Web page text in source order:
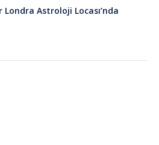
Londra Astroloji Locası’nda